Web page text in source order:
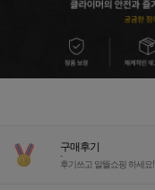
구매후기
-
후기쓰고 알뜰쇼핑 하세요!